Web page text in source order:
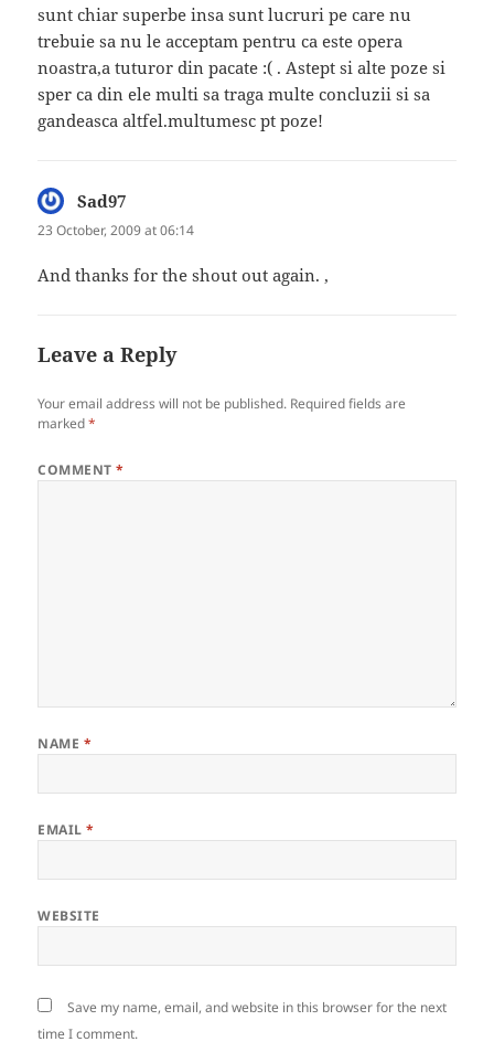
sunt chiar superbe insa sunt lucruri pe care nu
trebuie sa nu le acceptam pentru ca este opera
noastra,a tuturor din pacate :( . Astept si alte poze si
sper ca din ele multi sa traga multe concluzii si sa
gandeasca altfel.multumesc pt poze!
Sad97
23 October, 2009 at 06:14
And thanks for the shout out again. ,
Leave a Reply
Your email address will not be published. Required fields are
marked*
COMMENT*
NAME *
EMAIL*
WEBSITE
Save my name, email, and website in this browser for the next
time I comment.